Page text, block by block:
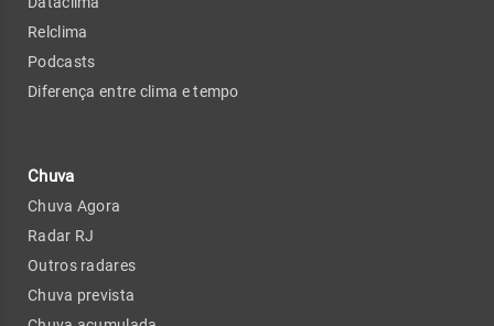
Relclima
Podcasts
Diferença entre clima e tempo
Chuva
Chuva Agora
Radar RJ
Outros radares
Chuva prevista